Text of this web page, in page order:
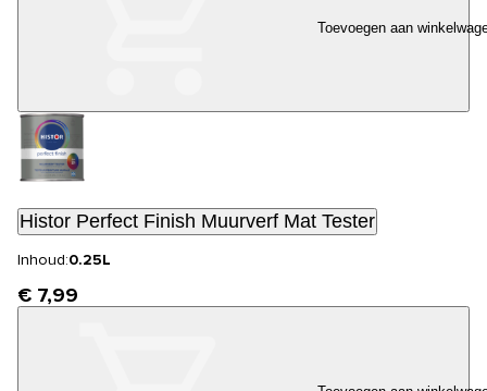
Toevoegen aan
Histor Perfect Finish Muurverf Mat Tester
Inhoud:0.25L
€ 7,99